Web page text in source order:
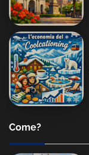
Come?